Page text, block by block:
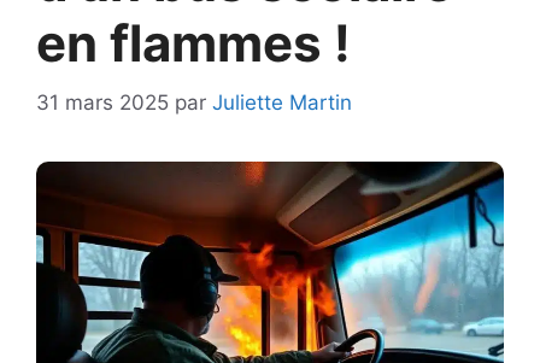
en flammes !
31 mars 2025 par Juliette Martin